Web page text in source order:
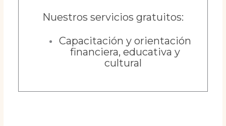
Nuestros servicios gratuitos:
Capacitación y orientación
financiera, educativa y
cultural